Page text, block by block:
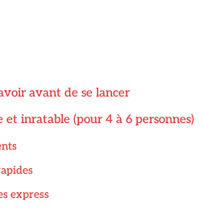
avant de se lancer
et inratable (pour 4 à 6 personnes)
express